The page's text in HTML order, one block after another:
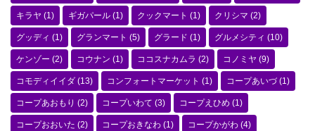
キラヤ (1) ギガパール (1) クックマート (1) クリシマ (2)
グッディ (1) グランマート (5) グラード (1) グルメシティ (10)
ケンゾー (2) コウナン (1) ココスナカムラ (2) コノミヤ (9)
コモディイイダ (13) コンフォートマーケット (1) コープあいづ(1)
コープあおもり (2) コープいわて (3) コープえひめ (1)
コープおおいた (2) コープおきなわ (1) コープかがわ (4)